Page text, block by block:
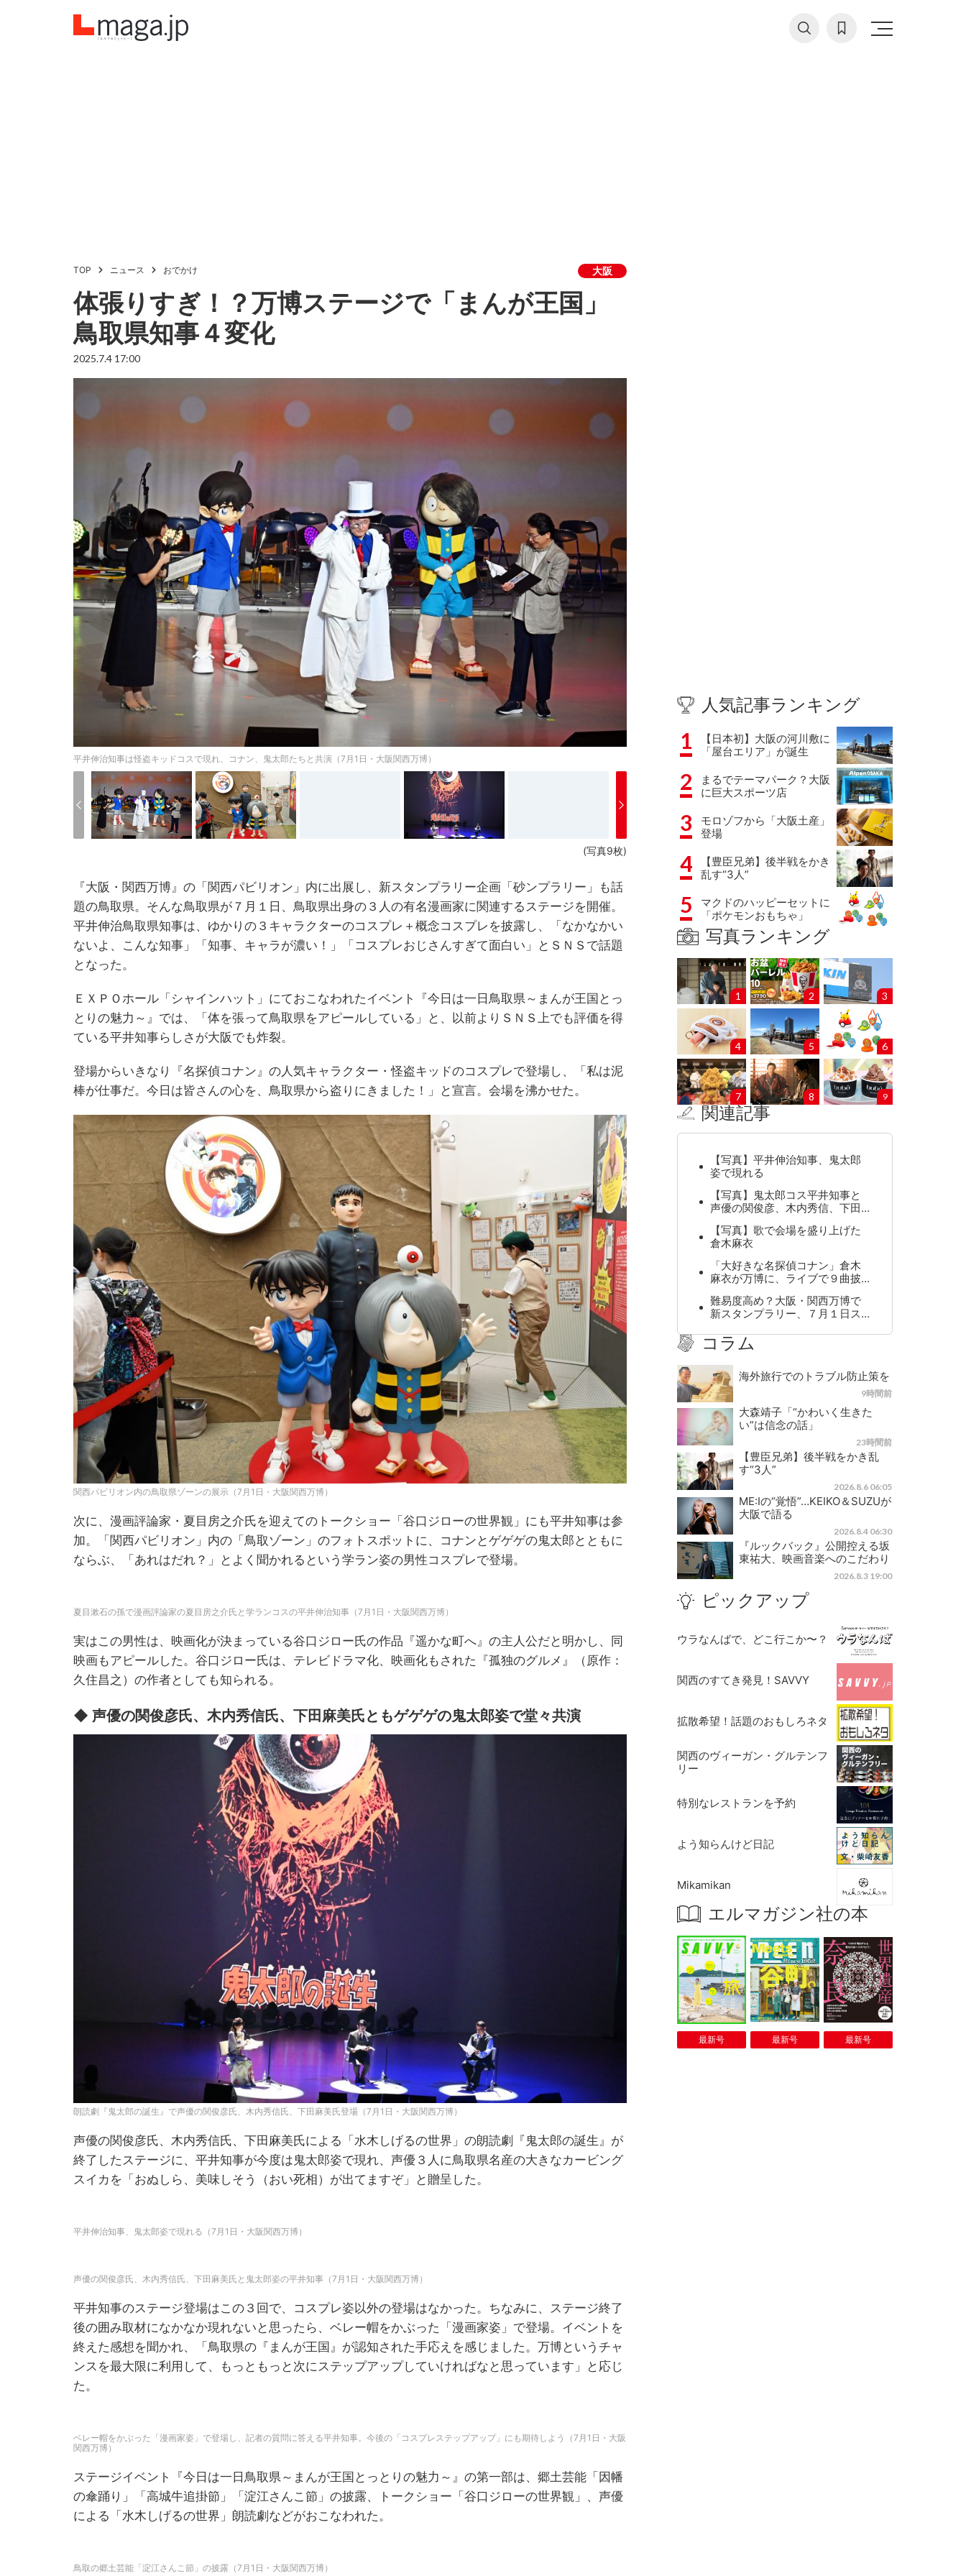
TOP ニュース おでかけ 大阪
体張りすぎ！？万博ステージで「まんが王国」
鳥取県知事４変化
2025.7.4 17:00
平井伸治知事は怪盗キッドコスで現れ、コナン、鬼太郎たちと共演（7月1日・大阪関西万博）
(写真9枚)
『大阪・関西万博』の「関西パビリオン」内に出展し、新スタンプラリー企画「砂ンプラリー」も話
題の鳥取県。そんな鳥取県が７月１日、鳥取県出身の３人の有名漫画家に関連するステージを開催。
平井伸治鳥取県知事は、ゆかりの３キャラクターのコスプレ＋概念コスプレを披露し、「なかなかい
ないよ、こんな知事」「知事、キャラが濃い！」「コスプレおじさんすぎて面白い」とＳＮＳで話題
となった。
ＥＸＰＯホール「シャインハット」にておこなわれたイベント『今日は一日鳥取県～まんが王国とっ
とりの魅力～』では、「体を張って鳥取県をアピールしている」と、以前よりＳＮＳ上でも評価を得
ている平井知事らしさが大阪でも炸裂。
登場からいきなり『名探偵コナン』の人気キャラクター・怪盗キッドのコスプレで登場し、「私は泥
棒が仕事だ。今日は皆さんの心を、鳥取県から盗りにきました！」と宣言。会場を沸かせた。
関西パビリオン内の鳥取県ゾーンの展示（7月1日・大阪関西万博）
次に、漫画評論家・夏目房之介氏を迎えてのトークショー「谷口ジローの世界観」にも平井知事は参
加。「関西パビリオン」内の「鳥取ゾーン」のフォトスポットに、コナンとゲゲゲの鬼太郎とともに
ならぶ、「あれはだれ？」とよく聞かれるという学ラン姿の男性コスプレで登場。
夏目漱石の孫で漫画評論家の夏目房之介氏と学ランコスの平井伸治知事（7月1日・大阪関西万博）
実はこの男性は、映画化が決まっている谷口ジロー氏の作品『遥かな町へ』の主人公だと明かし、同
映画もアピールした。谷口ジロー氏は、テレビドラマ化、映画化もされた『孤独のグルメ』（原作：
久住昌之）の作者としても知られる。
◆ 声優の関俊彦氏、木内秀信氏、下田麻美氏ともゲゲゲの鬼太郎姿で堂々共演
朗読劇『鬼太郎の誕生』で声優の関俊彦氏、木内秀信氏、下田麻美氏登場（7月1日・大阪関西万博）
声優の関俊彦氏、木内秀信氏、下田麻美氏による「水木しげるの世界」の朗読劇『鬼太郎の誕生』が
終了したステージに、平井知事が今度は鬼太郎姿で現れ、声優３人に鳥取県名産の大きなカービング
スイカを「おぬしら、美味しそう（おい死相）が出てますぞ」と贈呈した。
平井伸治知事、鬼太郎姿で現れる（7月1日・大阪関西万博）
声優の関俊彦氏、木内秀信氏、下田麻美氏と鬼太郎姿の平井知事（7月1日・大阪関西万博）
平井知事のステージ登場はこの３回で、コスプレ姿以外の登場はなかった。ちなみに、ステージ終了
後の囲み取材になかなか現れないと思ったら、ベレー帽をかぶった「漫画家姿」で登場。イベントを
終えた感想を聞かれ、「鳥取県の『まんが王国』が認知された手応えを感じました。万博というチャ
ンスを最大限に利用して、もっともっと次にステップアップしていければなと思っています」と応じ
た。
ベレー帽をかぶった「漫画家姿」で登場し、記者の質問に答える平井知事。今後の「コスプレステップアップ」にも期待しよう（7月1日・大阪
関西万博）
ステージイベント『今日は一日鳥取県～まんが王国とっとりの魅力～』の第一部は、郷土芸能「因幡
の傘踊り」「高城牛追掛節」「淀江さんこ節」の披露、トークショー「谷口ジローの世界観」、声優
による「水木しげるの世界」朗読劇などがおこなわれた。
鳥取の郷土芸能「淀江さんこ節」の披露（7月1日・大阪関西万博）
人気記事ランキング
1
【日本初】大阪の河川敷に
「屋台エリア」が誕生
2
まるでテーマパーク？大阪
に巨大スポーツ店
3
モロゾフから「大阪土産」
登場
4
【豊臣兄弟】後半戦をかき
乱す“3人”
5
マクドのハッピーセットに
「ポケモンおもちゃ」
写真ランキング
1 2 3
4 5 6
7 8 9
関連記事
【写真】平井伸治知事、鬼太郎
姿で現れる
【写真】鬼太郎コス平井知事と
声優の関俊彦、木内秀信、下田…
【写真】歌で会場を盛り上げた
倉木麻衣
「大好きな名探偵コナン」倉木
麻衣が万博に、ライブで９曲披…
難易度高め？大阪・関西万博で
新スタンプラリー、７月１日ス…
コラム
海外旅行でのトラブル防止策を
9時間前
大森靖子「“かわいく生きた
い”は信念の話」
23時間前
【豊臣兄弟】後半戦をかき乱
す“3人”
2026.8.6 06:05
ME:Iの“覚悟”…KEIKO＆SUZUが
大阪で語る
2026.8.4 06:30
『ルックバック』公開控える坂
東祐大、映画音楽へのこだわり
2026.8.3 19:00
ピックアップ
ウラなんばで、どこ行こか〜？
関西のすてき発見！SAVVY
拡散希望！話題のおもしろネタ
関西のヴィーガン・グルテンフ
リー
特別なレストランを予約
よう知らんけど日記
Mikamikan
エルマガジン社の本
最新号 最新号 最新号